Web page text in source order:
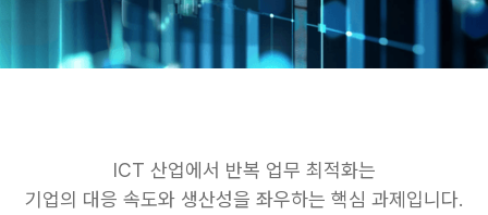
ICT 산업에서 반복 업무 최적화는
기업의 대응 속도와 생산성을 좌우하는 핵심 과제입니다.